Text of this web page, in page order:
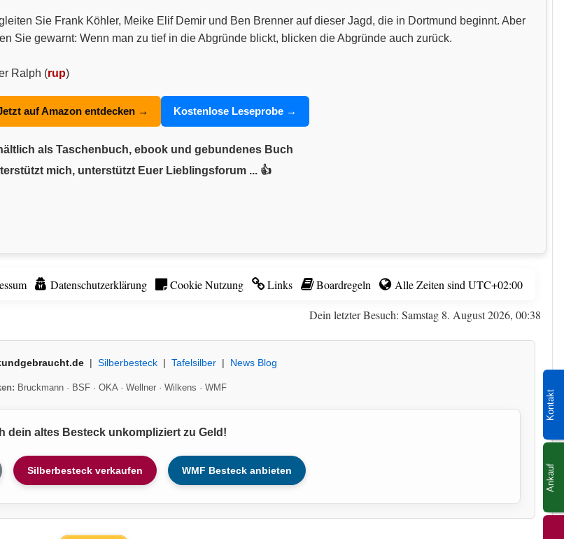
Kontakt
Ankauf
Sie Frank Köhler, Meike Elif Demir und Ben Brenner auf dieser Jagd, die in Dortmund beginnt. Aber
Sie gewarnt: Wenn man zu tief in die Abgründe blickt, blicken die Abgründe auch zurück.
Ralph (rup)
auf Amazon entdecken → Kostenlose Leseprobe →
als Taschenbuch, ebook und gebundenes Buch
mich, unterstützt Euer Lieblingsforum ... 👍
Datenschutzerklärung Cookie Nutzung Links Boardregeln Alle Zeiten sind UTC+02:00
Dein letzter Besuch: Samstag 8. August 2026, 00:38
| Silberbesteck | Tafelsilber | News Blog
Bruckmann· BSF· OKA· Wellner· Wilkens · WMF
dein altes Besteck unkompliziert zu Geld!
Silberbesteck verkaufen WMF Besteck anbieten